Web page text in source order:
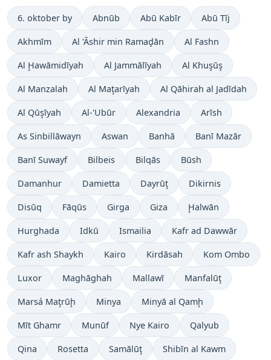
6. oktober by Abnūb Abū Kabīr Abū Tīj
Akhmīm Al 'Āshir min Ramaḑān Al Fashn
Al Ḩawāmidīyah Al Jammālīyah Al Khuşūş
Al Manzalah Al Maţarīyah Al Qāhirah al Jadīdah
Al Qūşīyah Al-'Ubūr Alexandria Arīsh
As Sinbillāwayn Aswan Banhā Banī Mazār
Banī Suwayf Bilbeis Bilqās Būsh
Damanhur Damietta Dayrūţ Dikirnis
Disūq Fāqūs Girga Giza Ḩalwān
Hurghada Idkū Ismailia Kafr ad Dawwār
Kafr ash Shaykh Kairo Kirdāsah Kom Ombo
Luxor Maghāghah Mallawī Manfalūţ
Marsá Maţrūḩ Minya Minyā al Qamḩ
Mīt Ghamr Munūf Nye Kairo Qalyub
Qina Rosetta Samālūţ Shibīn al Kawm